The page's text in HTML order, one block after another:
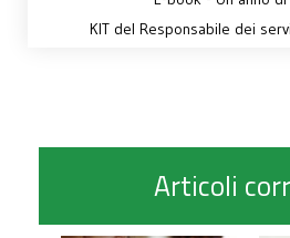
KIT del Responsabile dei
Articoli